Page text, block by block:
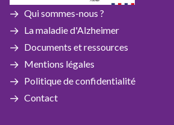
Qui sommes-nous ?
La maladie d'Alzheimer
Documents et ressources
Mentions légales
Politique de confidentialité
Contact